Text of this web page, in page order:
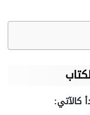
كالآتي: